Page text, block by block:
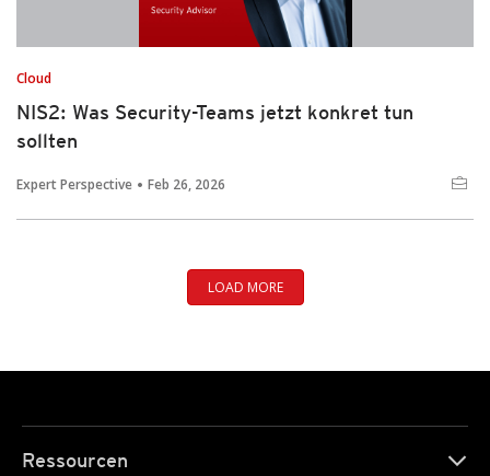
Cloud
NIS2: Was Security-Teams jetzt konkret tun
sollten
Expert Perspective Feb 26, 2026
LOAD MORE
Ressourcen